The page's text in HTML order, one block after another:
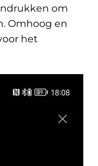
om
Omhoog en
het